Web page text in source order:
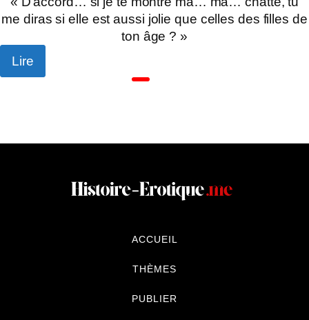
me diras si elle est aussi jolie que celles des filles de
ton âge ? »
Lire
ACCUEIL
THÈMES
PUBLIER